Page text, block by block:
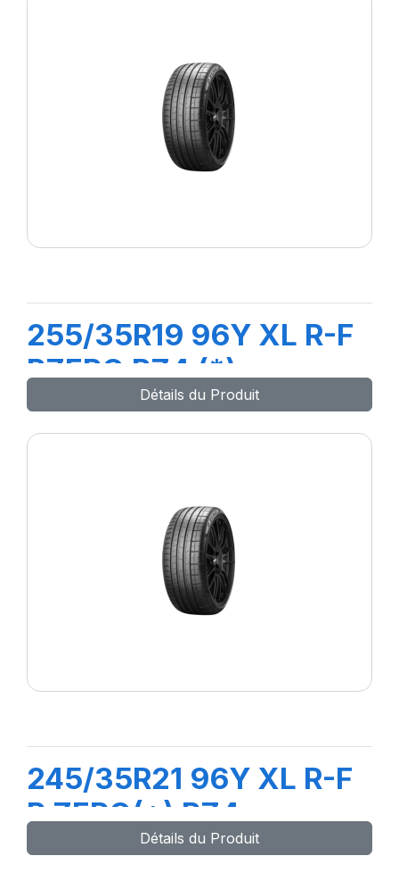
255/35R19 96Y XL R-F
PZERO PZ4 (*)
Détails du Produit
245/35R21 96Y XL R-F
P ZERO(*) PZ4
Détails du Produit